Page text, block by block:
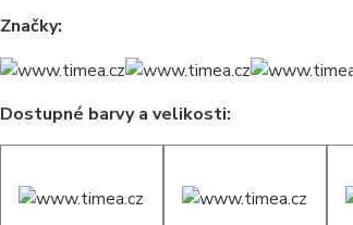
Značky:
Dostupné barvy a velikosti: